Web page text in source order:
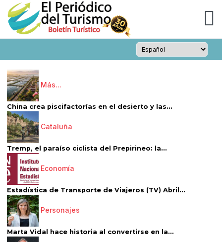
Más...
China crea piscifactorías en el desierto y las...
Cataluña
Tremp, el paraíso ciclista del Prepirineo: la...
Economía
Estadística de Transporte de Viajeros (TV) Abril...
Personajes
Marta Vidal hace historia al convertirse en la...